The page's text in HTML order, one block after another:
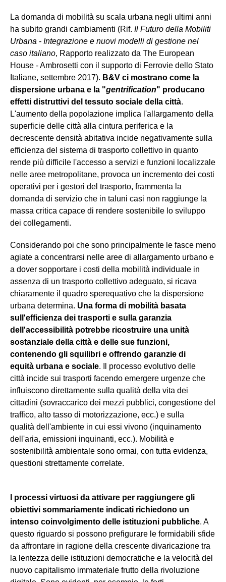
La domanda di mobilità su scala urbana negli ultimi anni
ha subito grandi cambiamenti (Rif. Il Futuro della Mobiliti
Urbana - Integrazione e nuovi modelli di gestione nel
caso italiano, Rapporto realizzato da The European
House - Ambrosetti con il supporto di Ferrovie dello Stato
Italiane, settembre 2017). B&V ci mostrano come la
dispersione urbana e la "gentrification" producano
effetti distruttivi del tessuto sociale della città.
L'aumento della popolazione implica l'allargamento della
superficie delle città alla cintura periferica e la
decrescente densità abitativa incide negativamente sulla
efficienza del sistema di trasporto collettivo in quanto
rende più difficile l'accesso a servizi e funzioni localizzale
nelle aree metropolitane, provoca un incremento dei costi
operativi per i gestori del trasporto, frammenta la
domanda di servizio che in taluni casi non raggiunge la
massa critica capace di rendere sostenibile lo sviluppo
dei collegamenti.
Considerando poi che sono principalmente le fasce meno
agiate a concentrarsi nelle aree di allargamento urbano e
a dover sopportare i costi della mobilità individuale in
assenza di un trasporto collettivo adeguato, si ricava
chiaramente il quadro sperequativo che la dispersione
urbana determina. Una forma di mobilità basata
sull'efficienza dei trasporti e sulla garanzia
dell'accessibilità potrebbe ricostruire una unità
sostanziale della città e delle sue funzioni,
contenendo gli squilibri e offrendo garanzie di
equità urbana e sociale. Il processo evolutivo delle
città incide sui trasporti facendo emergere urgenze che
influiscono direttamente sulla qualità della vita dei
cittadini (sovraccarico dei mezzi pubblici, congestione del
traffico, alto tasso di motorizzazione, ecc.) e sulla
qualità dell'ambiente in cui essi vivono (inquinamento
dell'aria, emissioni inquinanti, ecc.). Mobilità e
sostenibilità ambientale sono ormai, con tutta evidenza,
questioni strettamente correlate.
I processi virtuosi da attivare per raggiungere gli
obiettivi sommariamente indicati richiedono un
intenso coinvolgimento delle istituzioni pubbliche. A
questo riguardo si possono prefigurare le formidabili sfide
da affrontare in ragione della crescente divaricazione tra
la lentezza delle istituzioni democratiche e la velocità del
nuovo capitalismo immateriale frutto della rivoluzione